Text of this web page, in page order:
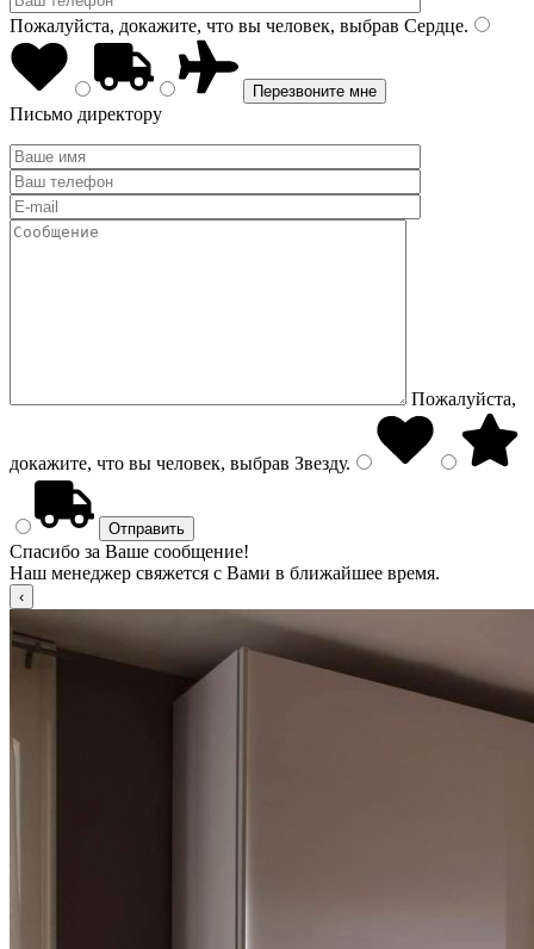
Пожалуйста, докажите, что вы человек, выбрав Сердце.
Письмо директору
Пожалуйста,
докажите, что вы человек, выбрав Звезду.
Спасибо за Ваше сообщение!
Наш менеджер свяжется с Вами в ближайшее время.